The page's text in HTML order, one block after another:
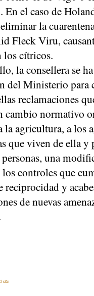
En el caso de
la
Fleck Viru,
los cítricos.
la consellera se
del Ministerio para
reclamaciones
cambio normativo
la agricultura, a los
que viven de ella y
personas, una
los controles que
reciprocidad y
de nuevas